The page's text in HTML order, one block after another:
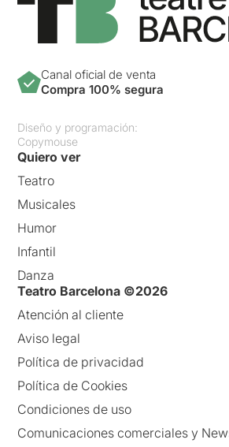
Canal oficial de venta
Compra 100% segura
Diseño y programación:
Copymouse
Quiero ver
Teatro
Musicales
Humor
Infantil
Danza
Teatro Barcelona ©2026
Atención al cliente
Aviso legal
Política de privacidad
Política de Cookies
Condiciones de uso
Comunicaciones comerciales y